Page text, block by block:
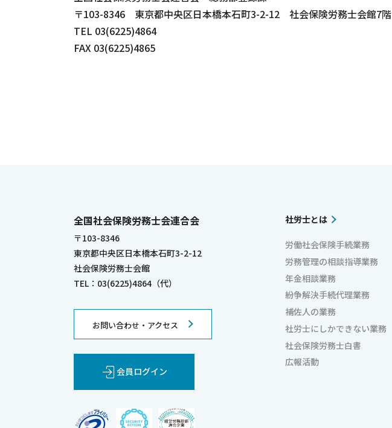
〒103-8346 東京都中央区日本橋本石町3-2-12 社会保険労務士会館7階
TEL 03(6225)4864
FAX 03(6225)4865
全国社会保険労務士会連合会
〒103-8346
東京都中央区日本橋本石町3-2-12
社会保険労務士会館
TEL：03(6225)4864（代）
お問い合わせ・アクセス
会員ログイン
社労士とは
労働社会保険手続業務
労務管理の相談指導業務
年金相談業務
紛争解決手続代理業務
補佐人の業務
社労士にしかできない業務
社会保険労務士白書
広報活動